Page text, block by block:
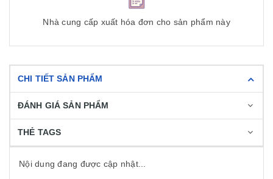
Nhà cung cấp xuất hóa đơn cho sản phẩm này
CHI TIẾT SẢN PHẨM
ĐÁNH GIÁ SẢN PHẨM
THẺ TAGS
Nội dung đang được cập nhật...